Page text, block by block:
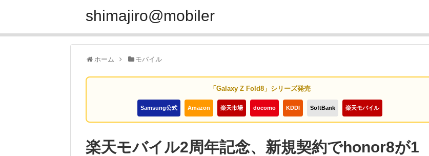
shimajiro@mobiler
ホーム モバイル
「Galaxy Z Fold8」シリーズ発売
Samsung公式 Amazon 楽天市場 docomo KDDI SoftBank 楽天モバイル
楽天モバイル2周年記念、新規契約でhonor8が1